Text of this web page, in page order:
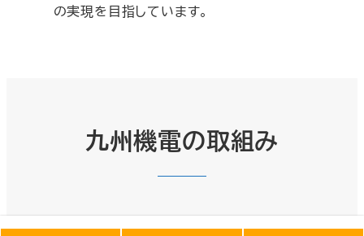
の実現を目指しています。
九州機電の取組み